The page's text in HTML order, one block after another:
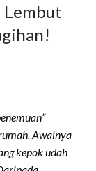
Lembut
Awalnya
kepok udah